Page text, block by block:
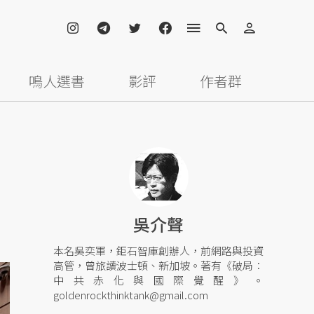
鳴人選書 影評 作者群
吳介聲
本名吳奕軍，鉅石智庫創辦人，前網路與投資
高管，曾旅讀波士頓、新加坡。著有《破局：
中共赤化與國際覺醒》。
goldenrockthinktank@gmail.com